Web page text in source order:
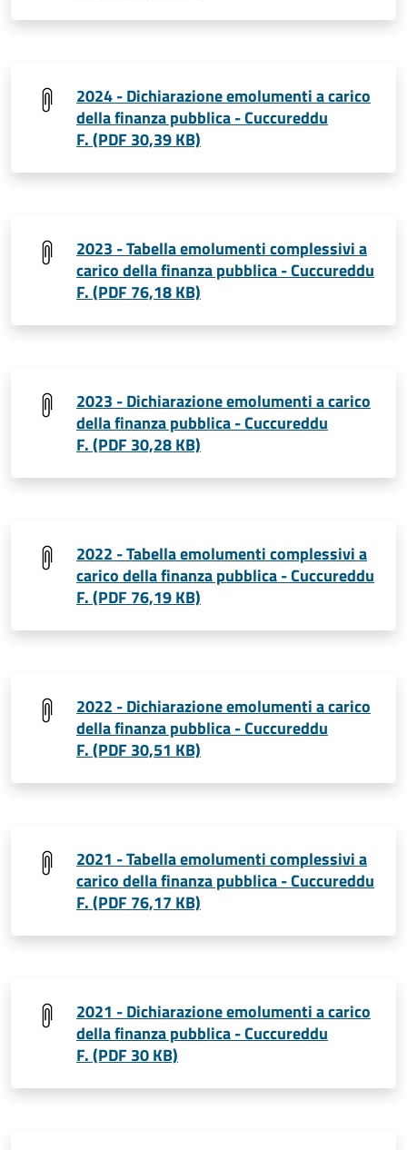
2024 - Dichiarazione emolumenti a carico
della finanza pubblica - Cuccureddu
F. (PDF 30,39 KB)
2023 - Tabella emolumenti complessivi a
carico della finanza pubblica - Cuccureddu
F. (PDF 76,18 KB)
2023 - Dichiarazione emolumenti a carico
della finanza pubblica - Cuccureddu
F. (PDF 30,28 KB)
2022 - Tabella emolumenti complessivi a
carico della finanza pubblica - Cuccureddu
F. (PDF 76,19 KB)
2022 - Dichiarazione emolumenti a carico
della finanza pubblica - Cuccureddu
F. (PDF 30,51 KB)
2021 - Tabella emolumenti complessivi a
carico della finanza pubblica - Cuccureddu
F. (PDF 76,17 KB)
2021 - Dichiarazione emolumenti a carico
della finanza pubblica - Cuccureddu
F. (PDF 30 KB)